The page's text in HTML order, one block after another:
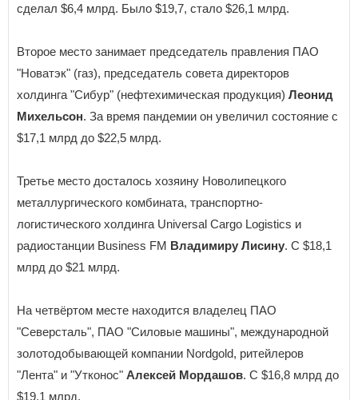
сделал $6,4 млрд. Было $19,7, стало $26,1 млрд.
Второе место занимает председатель правления ПАО
"Новатэк" (газ), председатель совета директоров
холдинга "Сибур" (нефтехимическая продукция) Леонид
Михельсон. За время пандемии он увеличил состояние с
$17,1 млрд до $22,5 млрд.
Третье место досталось хозяину Новолипецкого
металлургического комбината, транспортно-
логистического холдинга Universal Cargo Logistics и
радиостанции Business FM Владимиру Лисину. С $18,1
млрд до $21 млрд.
На четвёртом месте находится владелец ПАО
"Северсталь", ПАО "Силовые машины", международной
золотодобывающей компании Nordgold, ритейлеров
"Лента" и "Утконос" Алексей Мордашов. С $16,8 млрд до
$19,1 млрд.